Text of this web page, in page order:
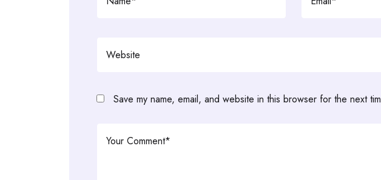
Save my name, email, and website in this browser for the next